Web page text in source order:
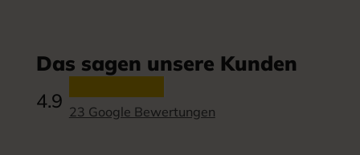
Das sagen unsere Kunden
4.9 23 Google Bewertungen